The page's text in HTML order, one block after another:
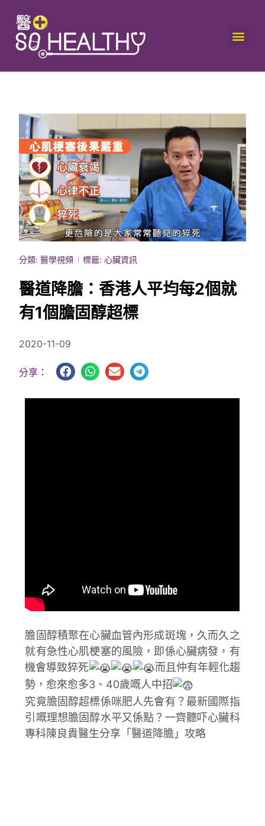
分類: 醫學視頻 標籤: 心臟資訊
醫道降膽：香港人平均每2個就
有1個膽固醇超標
2020-11-09
分享：
膽固醇積聚在心臟血管內形成斑塊，久而久之
就有急性心肌梗塞的風險，即係心臟病發，有
機會導致猝死
而且仲有年輕化趨
勢，愈來愈多3、40歲嘅人中招
究竟膽固醇超標係咪肥人先會有？最新國際指
引嘅理想膽固醇水平又係點？一齊聽吓心臟科
專科陳良貴醫生分享「醫道降膽」攻略